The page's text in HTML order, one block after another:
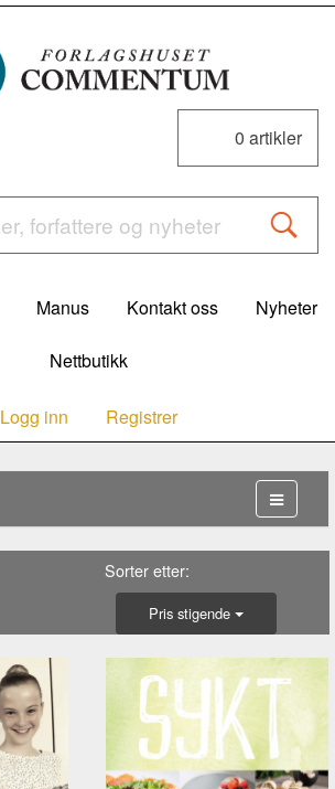
0 artikler
Manus Kontakt oss Nyheter
Nettbutikk
Logg inn Registrer
Sorter etter:
Pris stigende